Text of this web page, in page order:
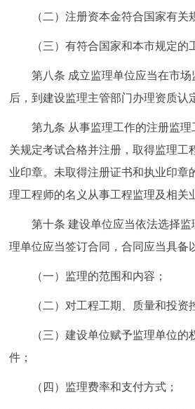
（二）注册资本金符合国家有关
（三）有符合国家和本市规定的工
第八条 成立监理单位应当在市场
后，到建设监理主管部门办理资质认
第九条 从事监理工作的注册监理
关规定考试合格并注册，取得监理工
业印章。未取得注册证书和执业印章
理工程师的名义从事工程监理及相关
第十条 建设单位应当依法选择监
理单位应当签订合同，合同应当具备
（一）监理的范围和内容；
（二）对工程工期、质量和投资
（三）建设单位赋予监理单位的
件；
（四）监理费率和支付方式；